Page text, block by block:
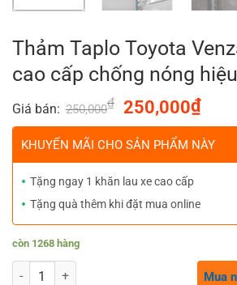
Thảm Taplo Toyota
cao cấp chống nóng
Giá bán: 250,000₫
Original
price
was:
250,000₫.
250,000₫
is:
KHUYẾN MÃI CHO SẢN PHẨM NÀY
Tặng ngay 1 khăn lau xe cao cấp
Tặng quà thêm khi đặt mua online
còn 1268 hàng
Số lượng Mua